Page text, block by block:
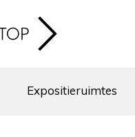
Expositieruimtes